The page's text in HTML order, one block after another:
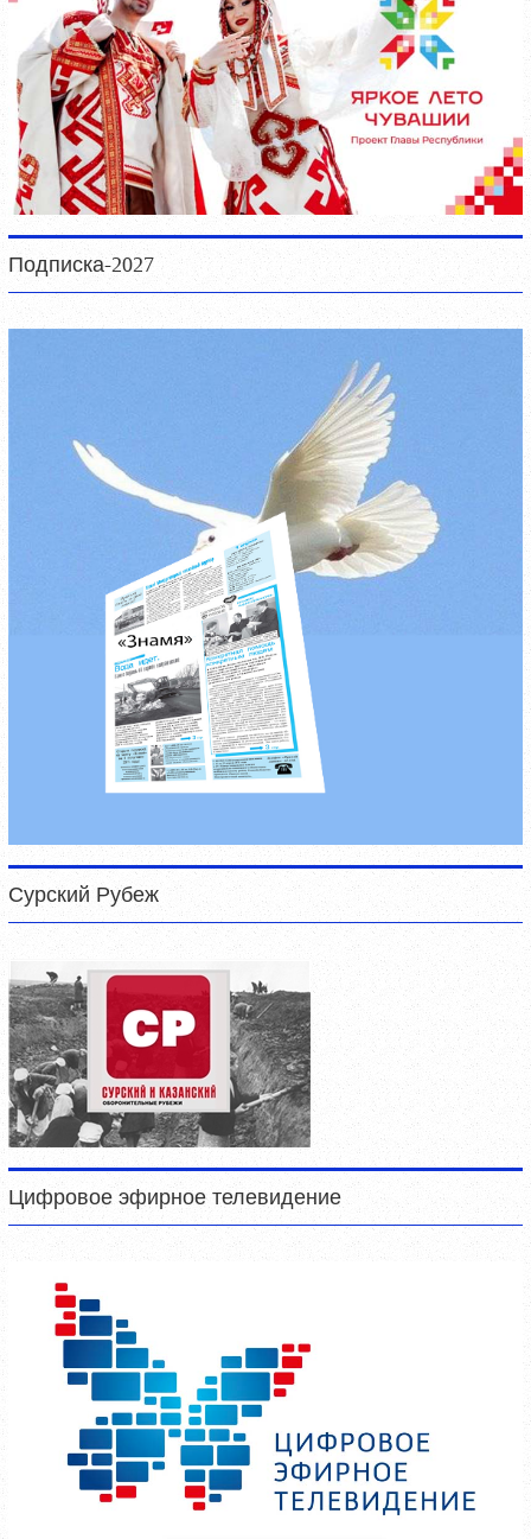
Подписка-2027
Сурский Рубеж
Цифровое эфирное телевидение